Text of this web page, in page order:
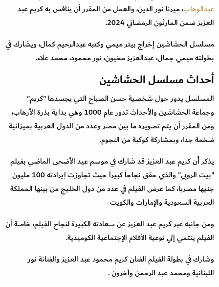
عبدالوهاب، ميرنا نور الدين، والعمل من المقرر أن ينافس به كريم عبد
العزيز ضمن المارثون الرمضاني 2024.
مسلسل الحشاشين إخراج بيتر ميمي وكتبه عبدالرحيم كمال، ويشارك في
بطولته ميمي جمال، عبدالعزيز مخيون، نور محمود، محمد علاء.
أحداث مسلسل الحشاشين
المسلسل يدور حول شخصية حسن الصباح التي يجسدها "كريم"
وجماعة الحشاشين والأحداث تدور عام 1000 وهي بداية بذرة الأرهاب،
ومن المقرر أن يتم تصويره ما بين مصر وعدد من الدول العربية بميزانية
ضخمة جدًا، وبمشاركة كوكبة من النجوم.
يذكر أن كريم عبد العزيز قد شارك في موسم عيد الأضحى الماضي بفيلم
"بيت الروبي" والذي حقق نجاحاً كبيراً حيث تجاوزت إيرادته 100 مليون
جنيها مصرياً، كما عرض الفيلم في عدد من دول الخليج من بينها المملكة
العربية السعودية والإمارات والكويت
ومن جانبه عبر كريم عبد العزيز عن سعادته الكبيرة لنجاح الفيلم، خاصة أن
الفيلم ينتمي إلي نوعية الأفلام الإجتماعية الكوميدية.
وشارك في بطولة الفيلم الفنان كريم محمود عبد العزيز والفنانة نور
اللبنانية ومحمد عبد الرحمن وآخرون .